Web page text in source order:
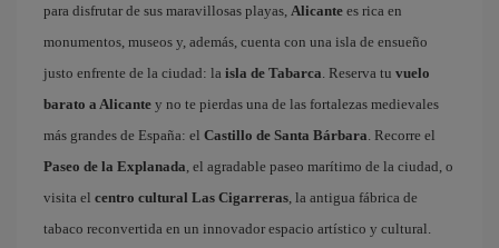
para disfrutar de sus maravillosas playas, Alicante es rica en
monumentos, museos y, además, cuenta con una isla de ensueño
justo enfrente de la ciudad: la isla de Tabarca . Reserva tu vuelo
barato a Alicante y no te pierdas una de las fortalezas medievales
más grandes de España: el Castillo de Santa Bárbara . Recorre el
Paseo de la Explanada , el agradable paseo marítimo de la ciudad, o
visita el centro cultural Las Cigarreras , la antigua fábrica de
tabaco reconvertida en un innovador espacio artístico y cultural.